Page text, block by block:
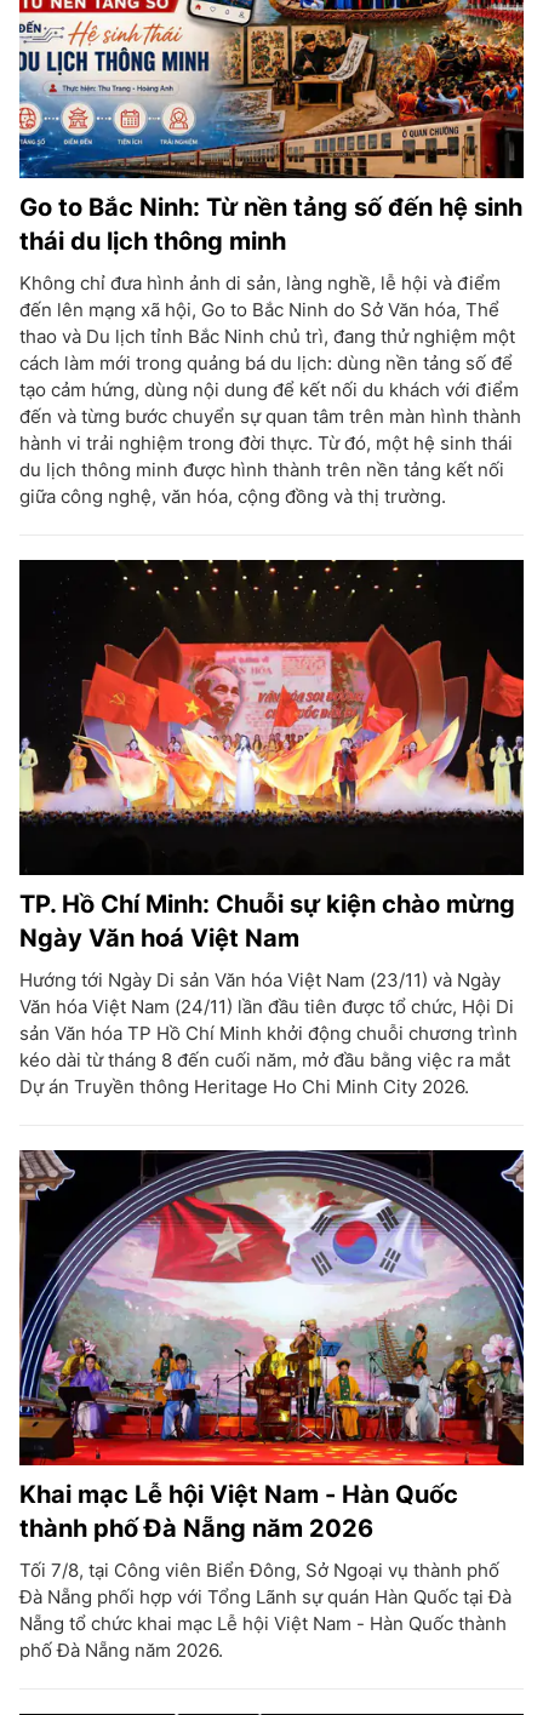
Go to Bắc Ninh: Từ nền tảng số đến hệ sinh
thái du lịch thông minh
Không chỉ đưa hình ảnh di sản, làng nghề, lễ hội và điểm
đến lên mạng xã hội, Go to Bắc Ninh do Sở Văn hóa, Thể
thao và Du lịch tỉnh Bắc Ninh chủ trì, đang thử nghiệm một
cách làm mới trong quảng bá du lịch: dùng nền tảng số để
tạo cảm hứng, dùng nội dung để kết nối du khách với điểm
đến và từng bước chuyển sự quan tâm trên màn hình thành
hành vi trải nghiệm trong đời thực. Từ đó, một hệ sinh thái
du lịch thông minh được hình thành trên nền tảng kết nối
giữa công nghệ, văn hóa, cộng đồng và thị trường.
TP. Hồ Chí Minh: Chuỗi sự kiện chào mừng
Ngày Văn hoá Việt Nam
Hướng tới Ngày Di sản Văn hóa Việt Nam (23/11) và Ngày
Văn hóa Việt Nam (24/11) lần đầu tiên được tổ chức, Hội Di
sản Văn hóa TP Hồ Chí Minh khởi động chuỗi chương trình
kéo dài từ tháng 8 đến cuối năm, mở đầu bằng việc ra mắt
Dự án Truyền thông Heritage Ho Chi Minh City 2026.
Khai mạc Lễ hội Việt Nam - Hàn Quốc
thành phố Đà Nẵng năm 2026
Tối 7/8, tại Công viên Biển Đông, Sở Ngoại vụ thành phố
Đà Nẵng phối hợp với Tổng Lãnh sự quán Hàn Quốc tại Đà
Nẵng tổ chức khai mạc Lễ hội Việt Nam - Hàn Quốc thành
phố Đà Nẵng năm 2026.